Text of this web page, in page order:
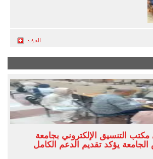
مكتب التنسيق الإلكتروني بجامعة
الجامعة يؤكد تقديم الدعم الكامل